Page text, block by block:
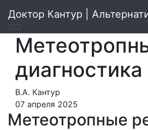
Доктор Кантур |
диагностика
В.А. Кантур
07 апреля 2025
Метеотропные